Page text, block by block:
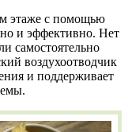
этаже с помощью
и эффективно. Нет
самостоятельно
воздухоотводчик
и поддерживает